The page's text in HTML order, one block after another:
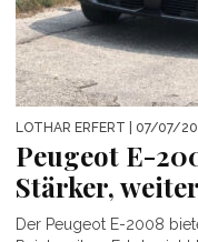
LOTHAR ERFERT | 07/07/
Peugeot E-
Stärker,
Der Peugeot E-2008